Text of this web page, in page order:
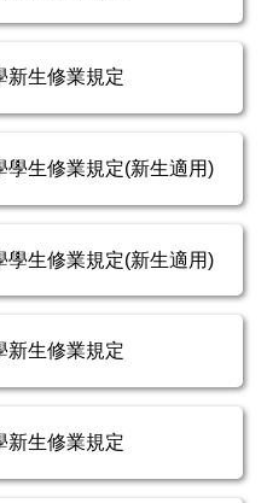
新生修業規定
學生修業規定(新生適用)
學生修業規定(新生適用)
新生修業規定
新生修業規定